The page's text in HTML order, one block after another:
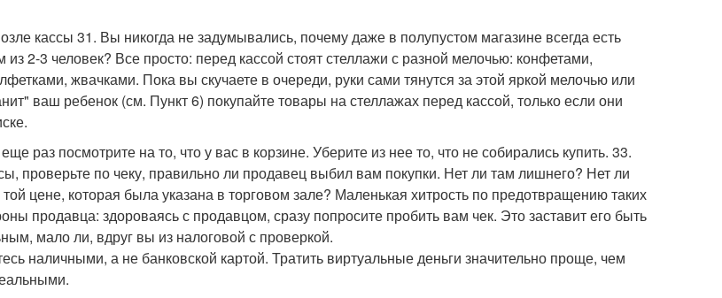
кассы 31. Вы никогда не задумывались, почему даже в полупустом магазине всегда есть
2-3 человек? Все просто: перед кассой стоят стеллажи с разной мелочью: конфетами,
жвачками. Пока вы скучаете в очереди, руки сами тянутся за этой яркой мелочью или
ваш ребенок (см. Пункт 6) покупайте товары на стеллажах перед кассой, только если они
раз посмотрите на то, что у вас в корзине. Уберите из нее то, что не собирались купить. 33.
проверьте по чеку, правильно ли продавец выбил вам покупки. Нет ли там лишнего? Нет ли
цене, которая была указана в торговом зале? Маленькая хитрость по предотвращению таких
продавца: здороваясь с продавцом, сразу попросите пробить вам чек. Это заставит его быть
мало ли, вдруг вы из налоговой с проверкой.
наличными, а не банковской картой. Тратить виртуальные деньги значительно проще, чем